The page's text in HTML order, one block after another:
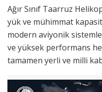
Ağır Sınıf Taarruz
yük ve mühimmat
modern aviyonik
ve yüksek performans
tamamen yerli ve milli